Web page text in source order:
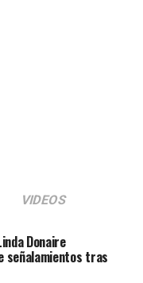
VIDEOS
Donaire
señalamientos tras